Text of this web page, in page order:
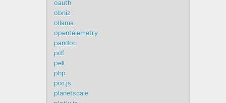
oauth
obniz
ollama
opentelemetry
pandoc
pdf
pell
php
pixi.js
planetscale